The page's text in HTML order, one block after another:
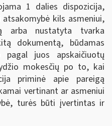
1 dalies dispozicija,
kils asmeniui,
arba nustatyta tvarka
dokumentą, būdamas
pagal juos apskaičiuotų
mokesčių po to, kai
priminė apie pareigą
vertinant ar asmeniui
turės būti įvertintas ir